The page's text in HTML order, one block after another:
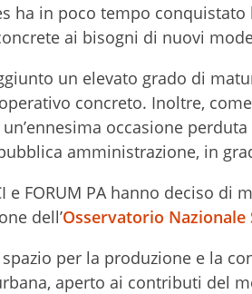
ha in poco tempo
ai bisogni di nuovi
un elevato grado di
concreto. Inoltre,
occasione
amministrazione, in
e FORUM PA hanno deciso
dell’Osservatorio Nazionale
per la produzione e la
aperto ai contributi del